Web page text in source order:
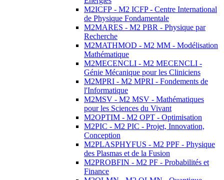
M2ICFP - M2 ICFP - Centre International
de Physique Fondamentale
M2MARES - M2 PBR - Physique par
Recherche
M2MATHMOD - M2 MM - Modélisation
Mathématique
M2MECENCLI - M2 MECENCLI -
Génie Mécanique pour les Cliniciens
M2MPRI - M2 MPRI - Fondements de
l'Informatique
M2MSV - M2 MSV - Mathématiques
pour les Sciences du Vivant
M2OPTIM - M2 OPT - Optimisation
M2PIC - M2 PIC - Projet, Innovation,
Conception
M2PLASPHYFUS - M2 PPF - Physique
des Plasmas et de la Fusion
M2PROBFIN - M2 PF - Probabilités et
Finance